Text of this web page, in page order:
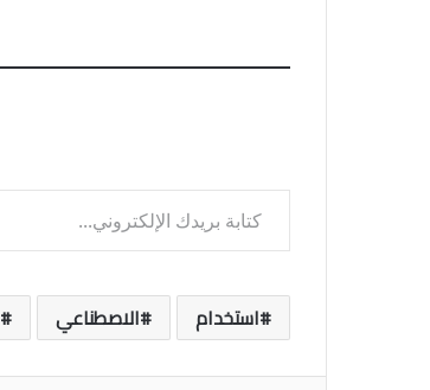
كتابة بريدك الإلكتروني...
استخدام الاصطناعي